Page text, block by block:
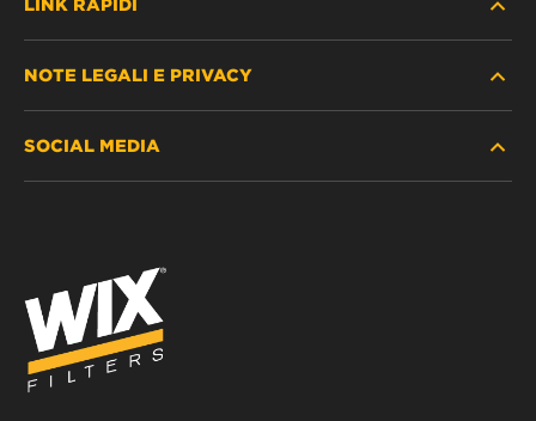
DOVE ACQUISTARE
CONTATTACI
NOTE LEGALI E PRIVACY
IMPRESSUM
SOCIAL MEDIA
YouTube